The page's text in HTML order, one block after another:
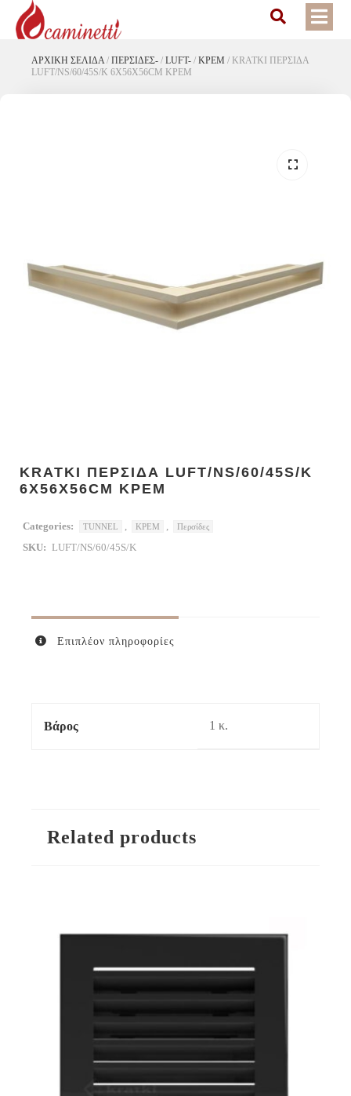
ΑΡΧΙΚΉ ΣΕΛΊΔΑ / ΠΕΡΣΙΔΕΣ- / LUFT- / ΚΡΕΜ / KRATKI ΠΕΡΣΙΔΑ
LUFT/NS/60/45S/K 6X56X56CM ΚΡΕΜ
KRATKI ΠΕΡΣΙΔΑ LUFT/NS/60/45S/K
6X56X56CM ΚΡΕΜ
Categories: TUNNEL , ΚΡΕΜ , Περσίδες
SKU: LUFT/NS/60/45S/K
Επιπλέον πληροφορίες
Βάρος 1 κ.
Related products